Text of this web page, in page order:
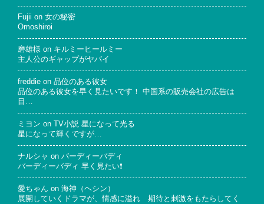
Fujii on 女の秘密
Omoshiroi
磨雄様 on キルミーヒールミー
主人公のギャップがヤバイ
freddie on 品位のある彼女
品位のある彼女を早く見たいです！ 中国系の販売会社の広告は
目…
ミヨン on
TV小説 星になって光る
星になって輝くですが…
ナルシャ on バーディーバディ
バーディーバディ 早く見たい❗
愛ちゃん on 海神（ヘシン）
展開していくドラマが、情感に溢れ 期待と刺激をもたらしてく